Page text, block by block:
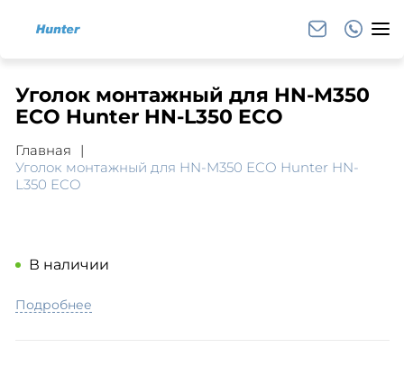
Уголок монтажный для HN-M350
ECO Hunter HN-L350 ECO
Главная
Уголок монтажный для HN-M350 ECO Hunter HN-
L350 ECO
В наличии
Подробнее